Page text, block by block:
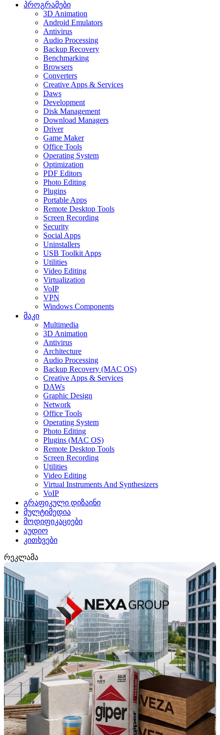
პროგრამები
3D Animation
Android Emulators
Antivirus
Audio Processing
Backup Recovery
Benchmarking
Browsers
Converters
Creative Apps & Services
Daws
Development
Disk Management
Download Managers
Driver
Game Maker
Office Tools
Operating System
Optimization
PDF Editors
Photo Editing
Plugins
Portable Apps
Remote Desktop Tools
Screen Recording
Security
Social Apps
Uninstallers
USB Toolkit Apps
Utilities
Video Editing
Virtualization
VoIP
VPN
Windows Components
მაკი
Multimedia
3D Animation
Antivirus
Architecture
Audio Processing
Backup Recovery (MAC OS)
Creative Apps & Services
DAWs
Graphic Design
Network
Office Tools
Operating System
Photo Editing
Plugins (MAC OS)
Remote Desktop Tools
Screen Recording
Utilities
Video Editing
Virtual Instruments And Synthesizers
VoIP
გრაფიკული დიზაინი
მულტიმედია
მოდიფიკაციები
აუდიო
კითხვები
რეკლამა